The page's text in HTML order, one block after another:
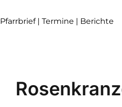
Pfarrbrief | Termine | Berichte